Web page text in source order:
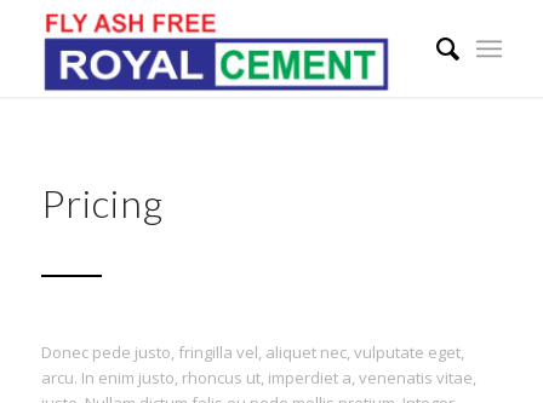
Pricing
Donec pede justo, fringilla vel, aliquet nec, vulputate eget,
arcu. In enim justo, rhoncus ut, imperdiet a, venenatis vitae,